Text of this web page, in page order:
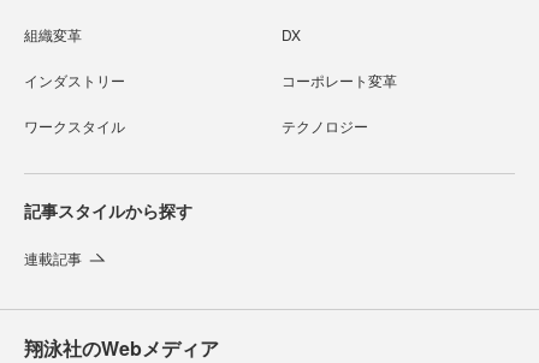
組織変革 DX
インダストリー コーポレート変革
ワークスタイル テクノロジー
記事スタイルから探す
連載記事
翔泳社のWebメディア